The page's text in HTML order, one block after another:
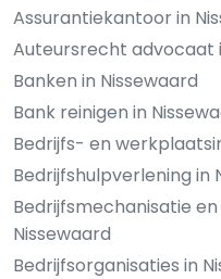
Assurantiekantoor in
Auteursrecht advocaat
Banken in Nissewaard
Bank reinigen in
Bedrijfs- en
Bedrijfshulpverlening in
Bedrijfsmechanisatie
Nissewaard
Bedrijfsorganisaties in